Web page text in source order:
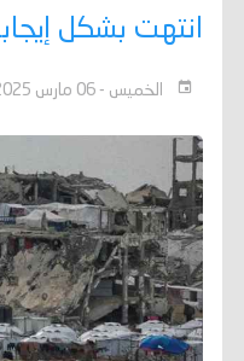
انتهت بشكل
الخميس - 06 مارس 2025 - 03:17 م بتوقيت عدن